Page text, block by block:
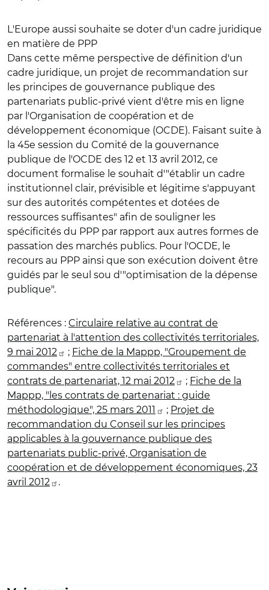
L'Europe aussi souhaite se doter d'un cadre juridique
en matière de PPP
Dans cette même perspective de définition d'un
cadre juridique, un projet de recommandation sur
les principes de gouvernance publique des
partenariats public-privé vient d'être mis en ligne
par l'Organisation de coopération et de
développement économique (OCDE). Faisant suite à
la 45e session du Comité de la gouvernance
publique de l'OCDE des 12 et 13 avril 2012, ce
document formalise le souhait d'"établir un cadre
institutionnel clair, prévisible et légitime s'appuyant
sur des autorités compétentes et dotées de
ressources suffisantes" afin de souligner les
spécificités du PPP par rapport aux autres formes de
passation des marchés publics. Pour l'OCDE, le
recours au PPP ainsi que son exécution doivent être
guidés par le seul sou d'"optimisation de la dépense
publique".
Références : Circulaire relative au contrat de
partenariat à l'attention des collectivités territoriales,
9 mai 2012
; Fiche de la Mappp, "Groupement de
commandes" entre collectivités territoriales et
contrats de partenariat, 12 mai 2012
; Fiche de la
Mappp, "les contrats de partenariat : guide
méthodologique", 25 mars 2011
; Projet de
recommandation du Conseil sur les principes
applicables à la gouvernance publique des
partenariats public-privé, Organisation de
coopération et de développement économiques, 23
avril 2012
.